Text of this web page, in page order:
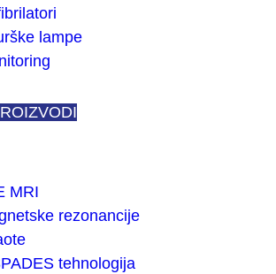
lampe
MRI
rezonancije
tehnologija